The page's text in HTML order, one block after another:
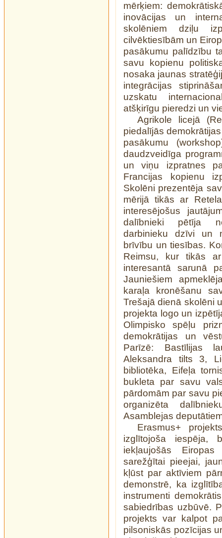
mērķiem:
inovācijas un
skolēniem dziļu
cilvēktiesībām un
pasākumu palīdzību
savu kopienu
nosaka jaunas
integrācijas
uzskatu
atšķirīgu pieredzi un
Agrikole licejā
piedalījās
pasākumu
daudzveidīga
un viņu izpratnes
Francijas kopienu
Skolēni prezentēja
mērijā tikās ar
interesējošus
dalībnieki pētīja
darbinieku dzīvi un
brīvību un tiesības.
Reimsu, kur tikās
interesantā sarunā
Jauniešiem
karaļa kronēšanu
Trešajā dienā skolēni
projekta logo un
Olimpisko spēļu
demokrātijas un
Parīzē: Bastīlijas
Aleksandra tilts 3,
bibliotēka, Eifeļa
bukleta par savu
pārdomām par savu
organizēta
Asamblejas
Erasmus+
izglītojoša iespēja,
iekļaujošās
sarežģītai pieejai,
kļūst par aktīviem
demonstrē, ka
instrumenti
sabiedrības uzbūvē.
projekts var kalpot
pilsoniskās pozīcijas